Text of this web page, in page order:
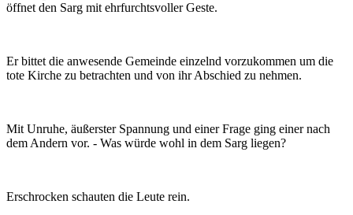
öffnet den Sarg mit ehrfurchtsvoller Geste.
Er bittet die anwesende Gemeinde einzelnd vorzukommen um die
tote Kirche zu betrachten und von ihr Abschied zu nehmen.
Mit Unruhe, äußerster Spannung und einer Frage ging einer nach
dem Andern vor. - Was würde wohl in dem Sarg liegen?
Erschrocken schauten die Leute rein.